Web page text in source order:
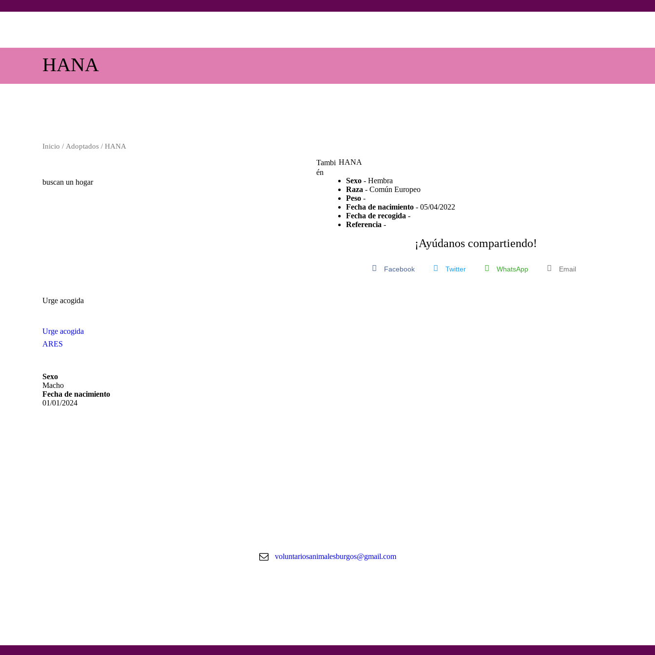
HANA
Asociación sin ánimo de lucro
INICIO
Inicio / Adoptados / HANA
HANA
Sexo- Hembra
Raza - Común Europeo
Peso-
Fecha de nacimiento- 05/04/2022
Fecha de recogida -
Referencia -
¡Ayúdanos compartiendo!
Facebook Twitter WhatsApp Email
Tambi
én
buscan un hogar
Urge acogida
Urge acogida
ARES
Sexo
Macho
Fecha de nacimiento
01/01/2024
voluntariosanimalesburgos@gmail.com